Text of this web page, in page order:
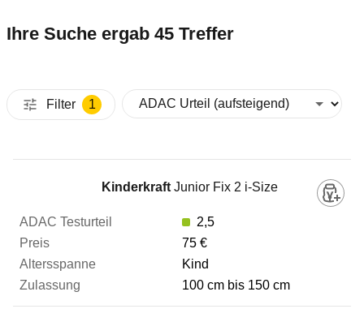
Ihre Suche ergab 45 Treffer
Filter 1
ADAC Testurteil
Preis
Kinderkraft Junior Fix 2 i-Size
2,5
75 €
Kind
100 cm bis 150 cm